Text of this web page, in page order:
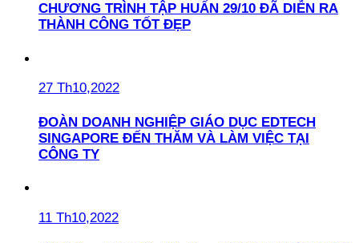
CHƯƠNG TRÌNH TẬP HUẤN 29/10 ĐÃ DIỄN RA
THÀNH CÔNG TỐT ĐẸP
27 Th10,2022
ĐOÀN DOANH NGHIỆP GIÁO DỤC EDTECH
SINGAPORE ĐẾN THĂM VÀ LÀM VIỆC TẠI
CÔNG TY
11 Th10,2022